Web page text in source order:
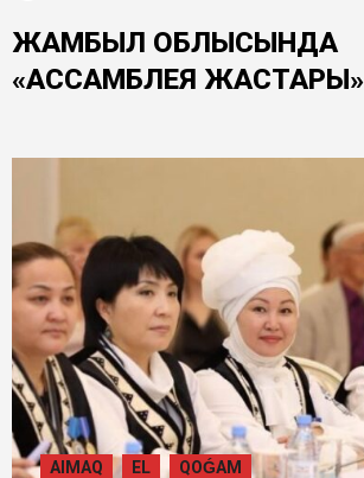
ЖАМБЫЛ ОБЛЫСЫНДА
«АССАМБЛЕЯ ЖАСТАРЫ»
ЖОБАЛАРҒА ТАРТУДА
AIMAQ EL QOǴAM